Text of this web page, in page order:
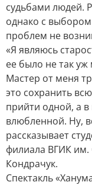
судьбами людей.
однако с
проблем не
«Я являюсь
ее было не так уж
Мастер от меня
это сохранить
прийти одной, а в
влюбленной. Ну,
рассказывает
филиала ВГИК им.
Кондрачук.
Спектакль